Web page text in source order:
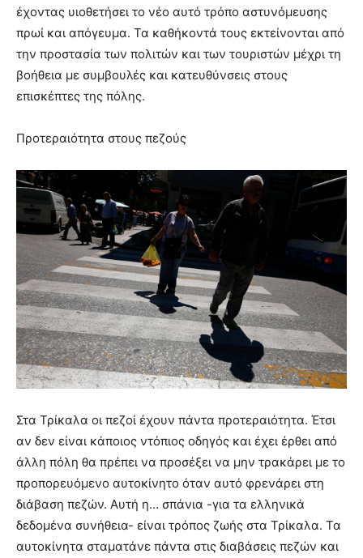
έχοντας υιοθετήσει το νέο αυτό τρόπο αστυνόμευσης
πρωί και απόγευμα. Τα καθήκοντά τους εκτείνονται από
την προστασία των πολιτών και των τουριστών μέχρι τη
βοήθεια με συμβουλές και κατευθύνσεις στους
επισκέπτες της πόλης.
Προτεραιότητα στους πεζούς
Στα Τρίκαλα οι πεζοί έχουν πάντα προτεραιότητα. Έτσι
αν δεν είναι κάποιος ντόπιος οδηγός και έχει έρθει από
άλλη πόλη θα πρέπει να προσέξει να μην τρακάρει με το
προπορευόμενο αυτοκίνητο όταν αυτό φρενάρει στη
διάβαση πεζών. Αυτή η… σπάνια -για τα ελληνικά
δεδομένα συνήθεια- είναι τρόπος ζωής στα Τρίκαλα. Τα
αυτοκίνητα σταματάνε πάντα στις διαβάσεις πεζών και